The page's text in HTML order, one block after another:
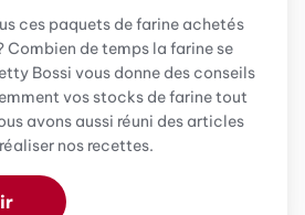
ces paquets de farine achetés
Combien de temps la farine se
Bossi vous donne des conseils
vos stocks de farine tout
avons aussi réuni des articles
nos recettes.